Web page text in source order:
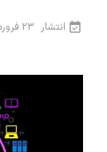
انتشار 23 فروردین 1405